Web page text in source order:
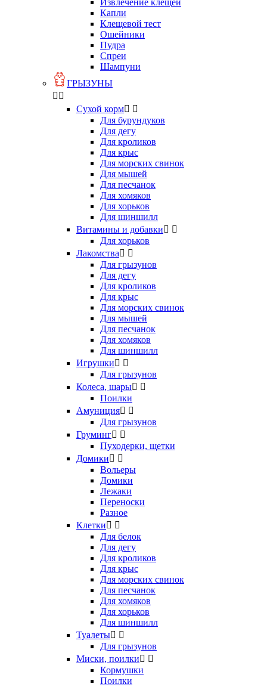
Капли
Клещевой тест
Ошейники
Пудра
Спреи
Шампуни
ГРЫЗУНЫ
 
Сухой корм 
Для бурундуков
Для дегу
Для кроликов
Для крыс
Для морских свинок
Для мышей
Для песчанок
Для хомяков
Для хорьков
Для шиншилл
Витамины и добавки 
Для хорьков
Лакомства 
Для грызунов
Для дегу
Для кроликов
Для крыс
Для морских свинок
Для мышей
Для песчанок
Для хомяков
Для шиншилл
Игрушки 
Для грызунов
Колеса, шары 
Поилки
Амуниция 
Для грызунов
Груминг 
Пуходерки, щетки
Домики 
Вольеры
Домики
Лежаки
Переноски
Разное
Клетки 
Для белок
Для дегу
Для кроликов
Для крыс
Для морских свинок
Для песчанок
Для хомяков
Для хорьков
Для шиншилл
Туалеты 
Для грызунов
Миски, поилки 
Кормушки
Поилки